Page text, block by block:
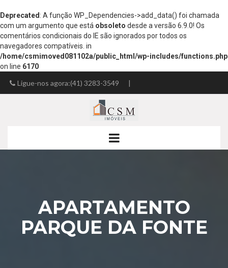
Deprecated : A função WP_Dependencies->add_data() foi chamada
com um argumento que está obsoleto desde a versão 6.9.0! Os
comentários condicionais do IE são ignorados por todos os
navegadores compatíveis. in
/home/csmimoved081102a/public_html/wp-includes/functions.php
on line 6170
Ligue-nos agora:(41) 3283-3549 |
josemir.fsilva@gmail.com
APARTAMENTO
PARQUE DA FONTE